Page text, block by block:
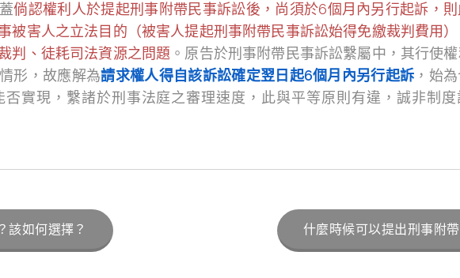
蓋倘認權利人於提起刑事附帶民事訴訟後，尚須於6個月內另行起訴，
被害人之立法目的（被害人提起刑事附帶民事訴訟始得免繳裁判費用
判、徒耗司法資源之問題 。原告於刑事附帶民事訴訟繫屬中，其行使
形，故應解為請求權人得自該訴訟確定翌日起6個月內另行起訴 ，始
實現，繫諸於刑事法庭之審理速度，此與平等原則有違，誠非制度
該如何選擇？ 什麼時候可以提出刑事附